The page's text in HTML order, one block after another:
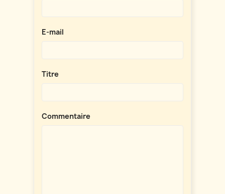
E-mail
Titre
Commentaire